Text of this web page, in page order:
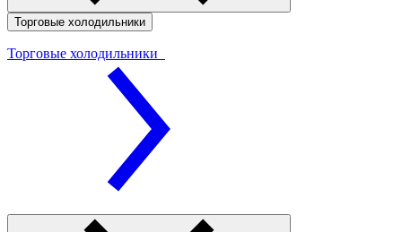
Торговые холодильники
Торговые холодильники